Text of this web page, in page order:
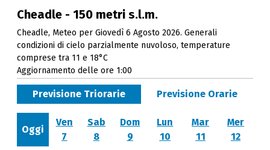
Cheadle - 150 metri s.l.m.
Cheadle, Meteo per Giovedì 6 Agosto 2026. Generali
condizioni di cielo parzialmente nuvoloso, temperature
comprese tra 11 e 18°C
Aggiornamento delle ore 1:00
Previsione Triorarie Previsione Orarie
Oggi
Ven
7
Sab
8
Dom
9
Lun
10
Mar
11
Mer
12